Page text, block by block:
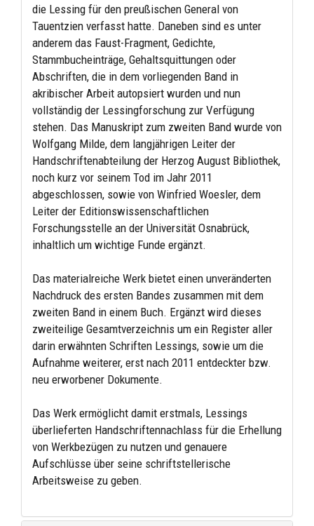
die Lessing für den preußischen General von
Tauentzien verfasst hatte. Daneben sind es unter
anderem das Faust-Fragment, Gedichte,
Stammbucheinträge, Gehaltsquittungen oder
Abschriften, die in dem vorliegenden Band in
akribischer Arbeit autopsiert wurden und nun
vollständig der Lessingforschung zur Verfügung
stehen. Das Manuskript zum zweiten Band wurde von
Wolfgang Milde, dem langjährigen Leiter der
Handschriftenabteilung der Herzog August Bibliothek,
noch kurz vor seinem Tod im Jahr 2011
abgeschlossen, sowie von Winfried Woesler, dem
Leiter der Editionswissenschaftlichen
Forschungsstelle an der Universität Osnabrück,
inhaltlich um wichtige Funde ergänzt.
Das materialreiche Werk bietet einen unveränderten
Nachdruck des ersten Bandes zusammen mit dem
zweiten Band in einem Buch. Ergänzt wird dieses
zweiteilige Gesamtverzeichnis um ein Register aller
darin erwähnten Schriften Lessings, sowie um die
Aufnahme weiterer, erst nach 2011 entdeckter bzw.
neu erworbener Dokumente.
Das Werk ermöglicht damit erstmals, Lessings
überlieferten Handschriftennachlass für die Erhellung
von Werkbezügen zu nutzen und genauere
Aufschlüsse über seine schriftstellerische
Arbeitsweise zu geben.